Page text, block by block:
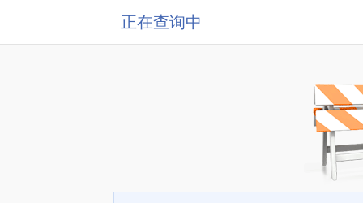
正在查询中